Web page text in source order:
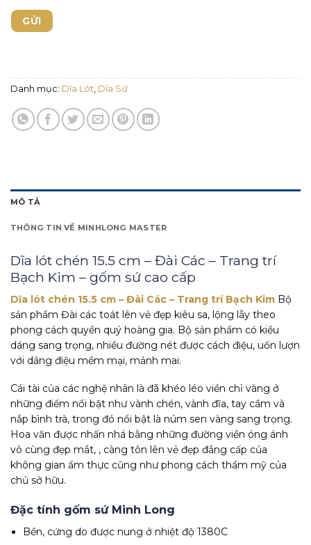
Danh mục: Dĩa Lót Dĩa Sứ
MÔ TẢ
THÔNG TIN VỀ MINHLONG MASTER
Dĩa lót chén 15.5 cm – Đài Các – Trang trí
Bạch Kim – gốm sứ cao cấp
Dĩa lót chén 15.5 cm – Đài Các – Trang trí Bạch Kim Bộ
sản phẩm Đài các toát lên vẻ đẹp kiêu sa, lộng lẫy theo
phong cách quyền quý hoàng gia. Bộ sản phẩm có kiểu
dáng sang trọng, nhiều đường nét được cách điệu, uốn lượn
với dáng điệu mềm mại, mảnh mai.
Cái tài của các nghệ nhân là đã khéo léo viền chỉ vàng ở
những điểm nổi bật như vành chén, vành đĩa, tay cầm và
nắp bình trà, trong đó nổi bật là núm sen vàng sang trọng.
Hoa văn được nhấn nhá bằng những đường viền óng ánh
vô cùng đẹp mắt, , càng tôn lên vẻ đẹp đẳng cấp của
không gian ẩm thực cũng như phong cách thẩm mỹ của
chủ sở hữu.
Đặc tính gốm sứ Minh Long
Bền, cứng do được nung ở nhiệt độ 1380C